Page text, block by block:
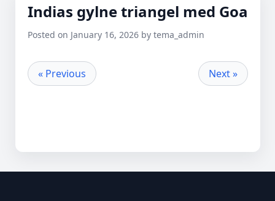
Indias gylne triangel med Goa
Posted on January 16, 2026 by tema_admin
« Previous Next »